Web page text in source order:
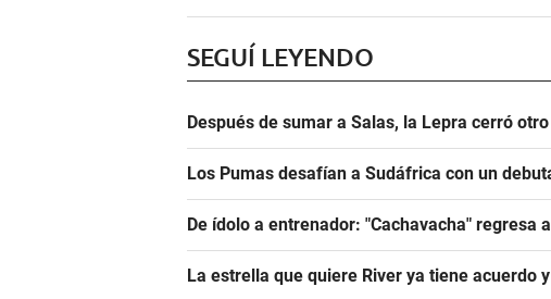
SEGUÍ LEYENDO
Después de sumar a Salas, la Lepra cerró
Los Pumas desafían a Sudáfrica con un
De ídolo a entrenador: "Cachavacha" regresa
La estrella que quiere River ya tiene acuerdo